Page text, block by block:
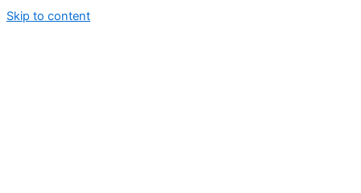
Skip to content